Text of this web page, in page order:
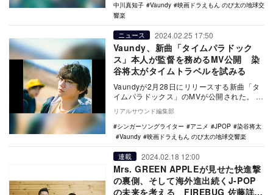
中川真知子
Vaundy
映画ドラえもん のび太の地球交
響楽
ニュース 2024.02.25 17:50
Vaundy、新曲「タイムパラドック
ス」本人が監督を務めるMV公開 染
谷将太がタイムトラベルを試みる
Vaundyが2月28日にリリースする新曲「タ
イムパラドックス」のMVが公開された。 タ
イムパラドックス (『映画ドラえもん …
リアルサウンド編集部
シンガーソングライター
アニメ JPOP
染谷将太
Vaundy
映画ドラえもん のび太の地球交響楽
連載 2024.02.18 12:00
Mrs. GREEN APPLEが見せた快進撃
の裏側、そして海外進出続くJ-POP
の未来を考える FIREBUG 佐藤詳悟